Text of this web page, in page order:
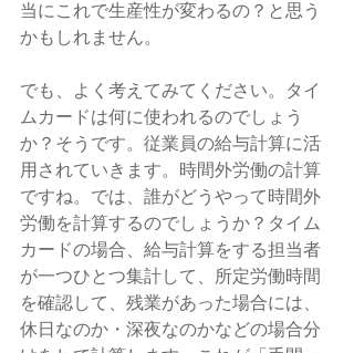
当にこれで生産性が変わるの？と思う
かもしれません。
でも、よく考えてみてください。タイ
ムカードは何に使われるのでしょう
か？そうです。従業員の給与計算に活
用されていきます。時間外労働の計算
ですね。では、誰がどうやって時間外
労働を計算するのでしょうか？タイム
カードの場合、給与計算をする担当者
が一つひとつ集計して、所定労働時間
を確認して、残業があった場合には、
休日なのか・深夜なのかなどの場合分